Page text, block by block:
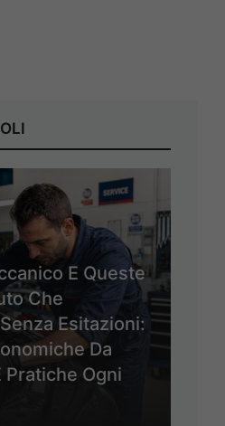
E Queste
Che
Esitazioni:
Da
Pratiche Ogni